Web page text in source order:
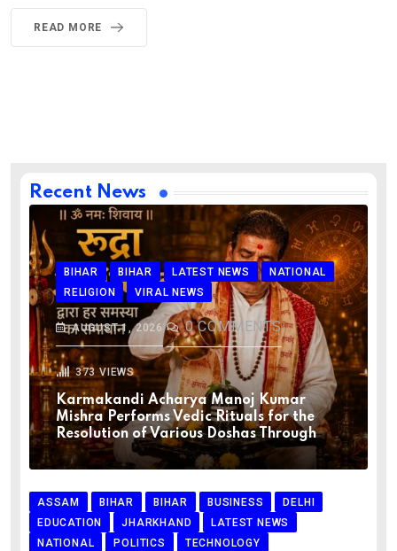
READ MORE
Recent News
BIHAR BIHAR LATEST NEWS
NATIONAL
RELIGION
VIRAL NEWS
AUGUST 1, 2026 0COMMENTS
373 VIEWS
Karmakandi Acharya Manoj Kumar
Mishra Performs Vedic Rituals for the
Resolution of Various Doshas Through
ASSAM BIHAR BIHAR BUSINESS
DELHI
EDUCATION
JHARKHAND
LATEST NEWS
NATIONAL
POLITICS
TECHNOLOGY